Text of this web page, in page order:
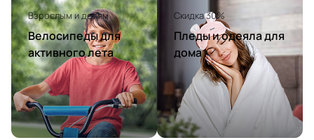
Взрослым и детям
Велосипеды для
активного лета
Скидка 30%
Пледы и одеяла для
дома